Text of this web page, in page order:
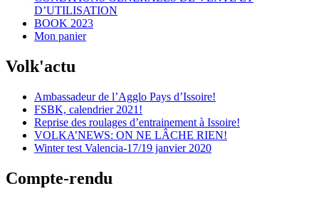
D’UTILISATION
BOOK 2023
Mon panier
Volk'actu
Ambassadeur de l’Agglo Pays d’Issoire!
FSBK, calendrier 2021!
Reprise des roulages d’entrainement à Issoire!
VOLKA’NEWS: ON NE LÂCHE RIEN!
Winter test Valencia-17/19 janvier 2020
Compte-rendu